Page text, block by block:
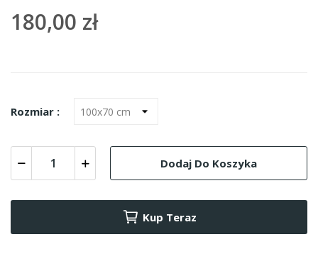
180,00 zł
Rozmiar :
Dodaj Do Koszyka
Kup Teraz